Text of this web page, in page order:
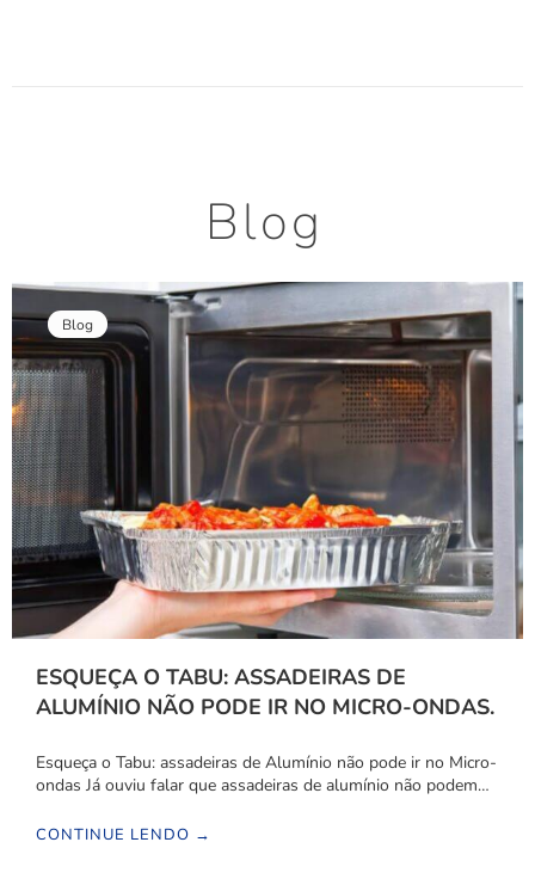
Blog
Blog
ESQUEÇA O TABU: ASSADEIRAS DE
ALUMÍNIO NÃO PODE IR NO MICRO-ONDAS.
Esqueça o Tabu: assadeiras de Alumínio não pode ir no Micro-
ondas Já ouviu falar que assadeiras de alumínio não podem…
CONTINUE LENDO →